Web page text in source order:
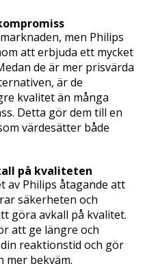
men Philips
att erbjuda ett mycket
de är mer prisvärda
är de
kvalitet än många
Detta gör dem till en
värdesätter både
på kvaliteten
av Philips åtagande att
säkerheten och
göra avkall på kvalitet.
att ge längre och
reaktionstid och gör
mer bekväm.